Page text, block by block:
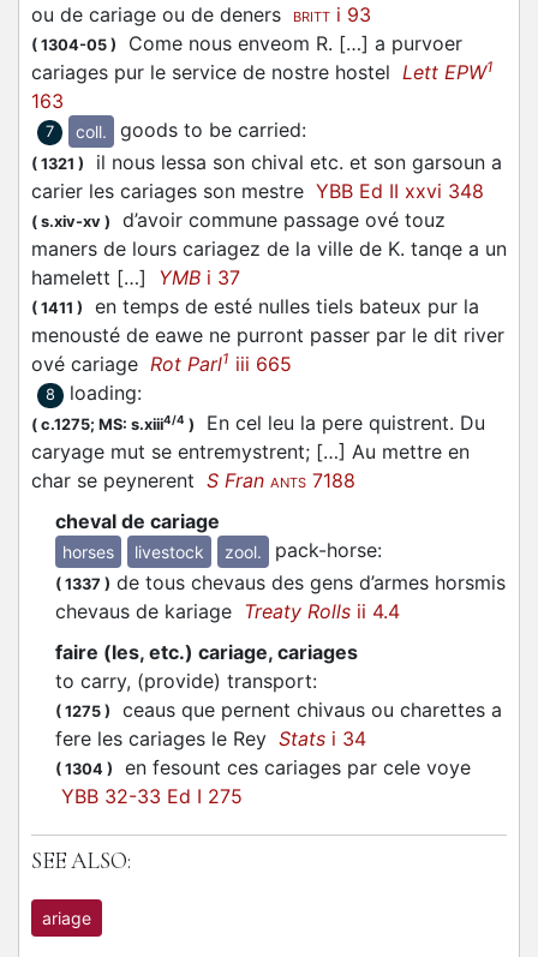
ou de cariage ou de deners
BRITT i 93
( 1304-05 )
Come nous enveom R. […] a purvoer
cariages pur le service de nostre hostel Lett EPW1
163
7 coll. goods to be carried:
( 1321 )
il nous lessa son chival etc. et son garsoun a
carier les cariages son mestre YBB Ed II xxvi 348
( s.xiv-xv )
d’avoir commune passage ové touz
maners de lours cariagez de la ville de K. tanqe a un
hamelett […] YMB i 37
( 1411 )
en temps de esté nulles tiels bateux pur la
menousté de eawe ne purront passer par le dit river
ové cariage Rot Parl1 iii 665
8 loading:
( c.1275; MS: s.xiii4/4 )
En cel leu la pere quistrent. Du
caryage mut se entremystrent; […] Au mettre en
char se peynerent S Fran ANTS 7188
cheval de cariage
horses livestock zool. pack-horse:
( 1337 ) de tous chevaus des gens d’armes horsmis
chevaus de kariage Treaty Rolls ii 4.4
faire (les, etc.) cariage, cariages
to carry, (provide) transport:
( 1275 )
ceaus que pernent chivaus ou charettes a
fere les cariages le Rey Stats i 34
( 1304 )
en fesount ces cariages par cele voye
YBB 32-33 Ed I 275
SEE ALSO:
ariage